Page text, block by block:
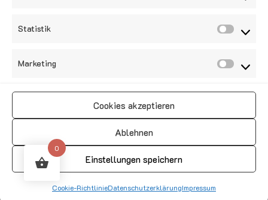
Statistik
Marketing
Cookies akzeptieren
Ablehnen
Einstellungen speichern
Cookie-RichtlinieDatenschutzerklärungImpressum
Vertrag widerrufen
Copyright © 2020 Dattelschlepper Shop All Right Reserved.
0